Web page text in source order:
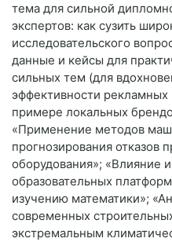
тема для сильной
экспертов: как сузить
исследовательского
данные и кейсы для
сильных тем (для
эффективности рекламных
примере локальных
«Применение методов
прогнозирования отказов
оборудования»; «Влияние
образовательных
изучению математики»;
современных
экстремальным